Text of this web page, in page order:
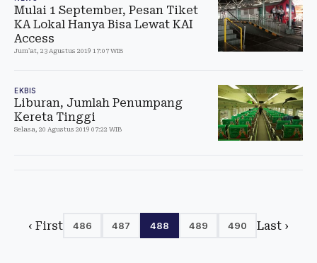
Mulai 1 September, Pesan Tiket
KA Lokal Hanya Bisa Lewat KAI
Access
Jum'at, 23 Agustus 2019 17:07 WIB
EKBIS
Liburan, Jumlah Penumpang
Kereta Tinggi
Selasa, 20 Agustus 2019 07:22 WIB
‹ First 486 487 488 489 490 Last ›